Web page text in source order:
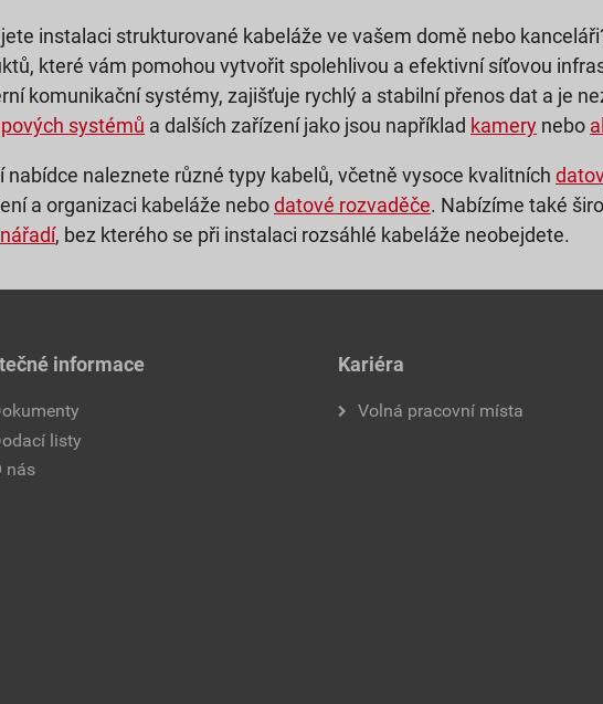
instalaci strukturované kabeláže ve vašem domě nebo
které vám pomohou vytvořit spolehlivou a efektivní síťovou
komunikační systémy, zajišťuje rychlý a stabilní přenos dat a je
systémů a dalších zařízení jako jsou například kamery nebo
nabídce naleznete různé typy kabelů, včetně vysoce kvalitních
a organizaci kabeláže nebodatové rozvaděče. Nabízíme také
nářadí, bez kterého se při instalaci rozsáhlé kabeláže neobejdete.
informace
listy
nás
Kariéra
Volná pracovní místa